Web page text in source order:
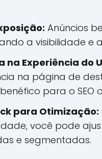
Anúncios
a visibilidade e
na Experiência do
na página de
para o SEO
para Otimização:
você pode
e segmentadas.